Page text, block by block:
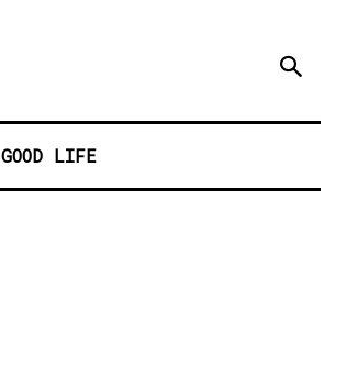
GOOD LIFE